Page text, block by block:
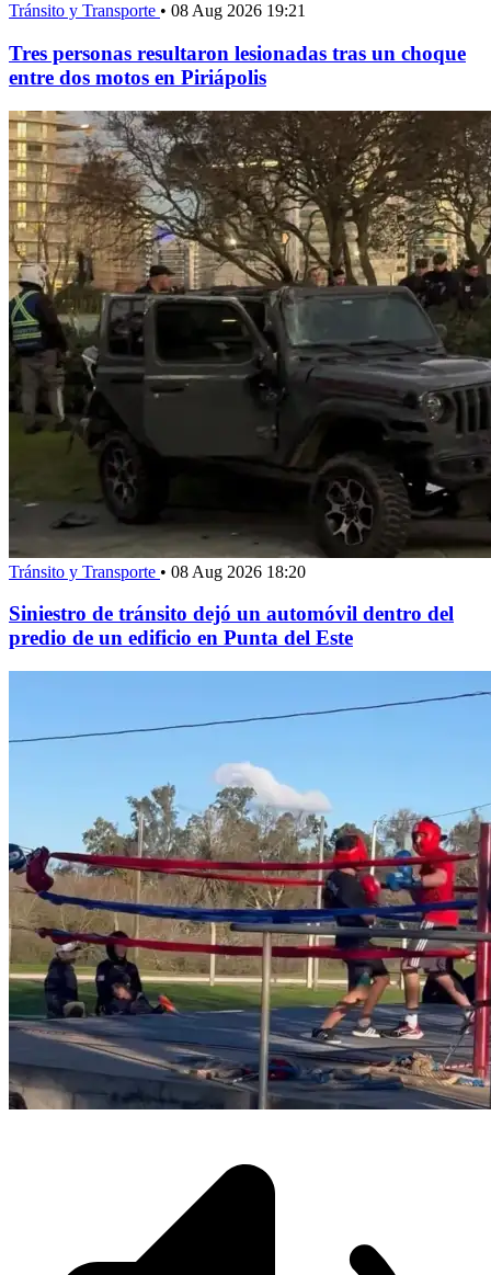
Tránsito y Transporte • 08 Aug 2026 19:21
Tres personas resultaron lesionadas tras un choque
entre dos motos en Piriápolis
Tránsito y Transporte • 08 Aug 2026 18:20
Siniestro de tránsito dejó un automóvil dentro del
predio de un edificio en Punta del Este